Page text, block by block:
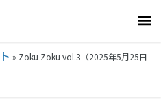
» Zoku Zoku vol.3（2025年5月25日